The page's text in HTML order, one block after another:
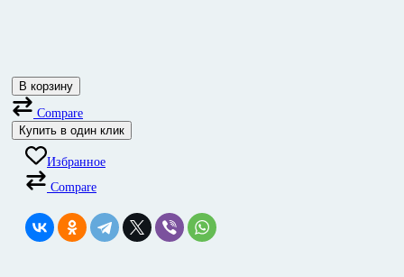
В корзину
Compare
Купить в один клик
Избранное
Compare